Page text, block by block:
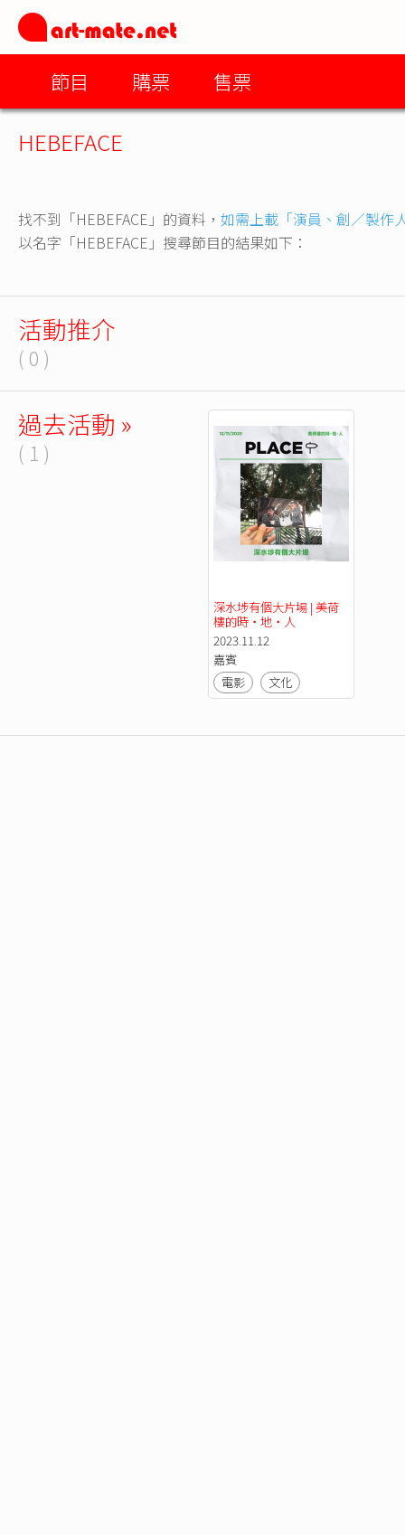
節目 購票 售票
HEBEFACE
找不到「HEBEFACE」的資料， 如需上載「演員、創／製作
以名字「HEBEFACE」搜尋節目的結果如下：
活動推介
( 0 )
過去活動 »
( 1 )
深水埗有個大片場 | 美荷
樓的時・地・人
2023.11.12
嘉賓
電影
文化